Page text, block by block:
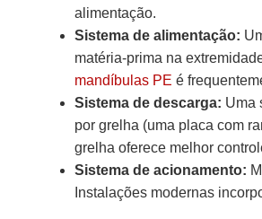
alimentação.
Sistema de alimentação:
matéria-prima na
mandíbulas PE é
Sistema de descarga: Uma
por grelha (uma placa com
grelha oferece melhor
Sistema de acionamento:
Instalações modernas